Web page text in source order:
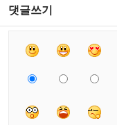
댓글쓰기